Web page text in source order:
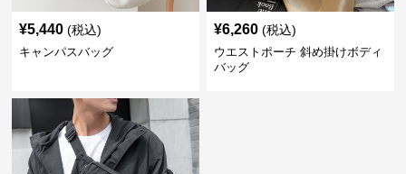
¥5,440 (税込)
キャンパスバッグ
¥6,260 (税込)
ウエストポーチ 斜め掛けボディ
バッグ